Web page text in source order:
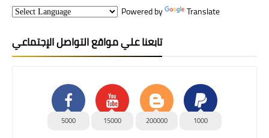
Powered by Translate
تابعنا علي مواقع التواصل الإجتماعي
5000 15000 200000 1000